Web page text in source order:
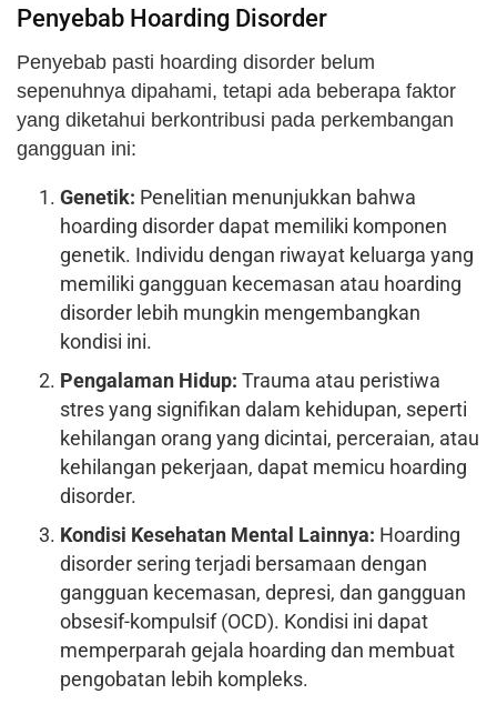
Penyebab Hoarding Disorder
Penyebab pasti hoarding disorder belum
sepenuhnya dipahami, tetapi ada beberapa faktor
yang diketahui berkontribusi pada perkembangan
gangguan ini:
Genetik: Penelitian menunjukkan bahwa
hoarding disorder dapat memiliki komponen
genetik. Individu dengan riwayat keluarga yang
memiliki gangguan kecemasan atau hoarding
disorder lebih mungkin mengembangkan
kondisi ini.
Pengalaman Hidup: Trauma atau peristiwa
stres yang signifikan dalam kehidupan, seperti
kehilangan orang yang dicintai, perceraian, atau
kehilangan pekerjaan, dapat memicu hoarding
disorder.
Kondisi Kesehatan Mental Lainnya: Hoarding
disorder sering terjadi bersamaan dengan
gangguan kecemasan, depresi, dan gangguan
obsesif-kompulsif (OCD). Kondisi ini dapat
memperparah gejala hoarding dan membuat
pengobatan lebih kompleks.